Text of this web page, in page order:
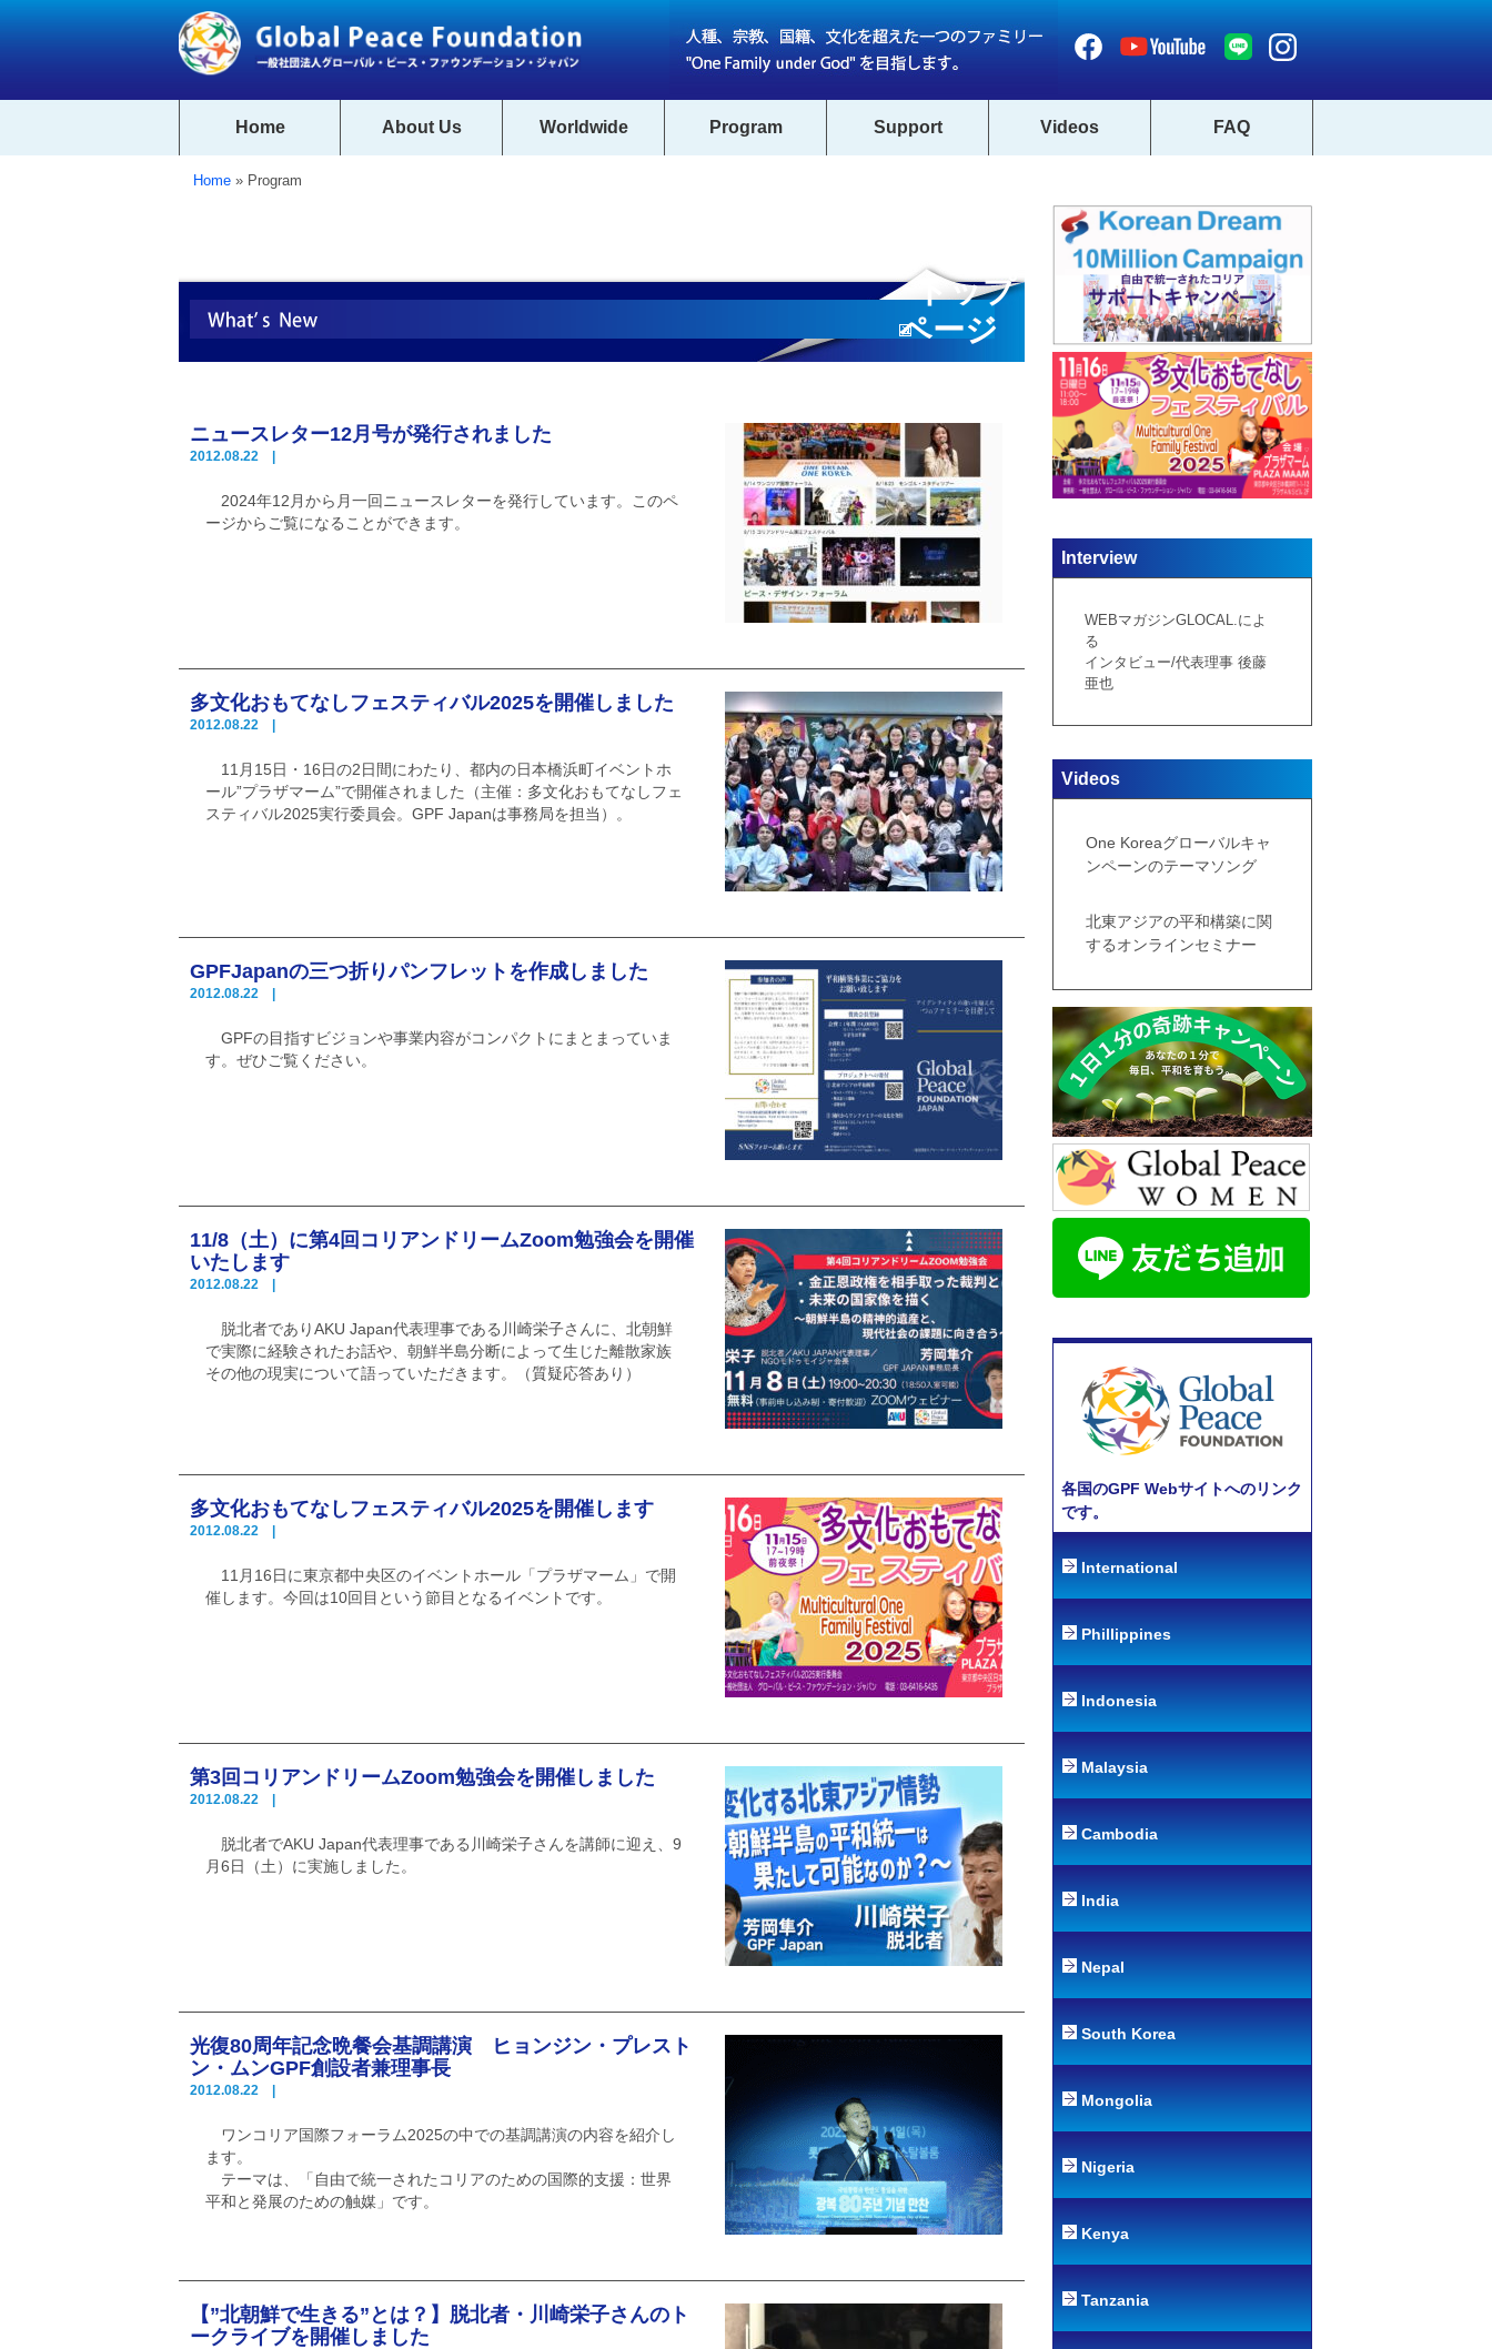
Home About Us Worldwide Program Support Videos FAQ
Home» Program
トップ
ページ
へ
ニュースレター12月号が発行されました
2012.08.22 |
2024年12月から月一回ニュースレターを発行しています。このペ
ージからご覧になることができます。
多文化おもてなしフェスティバル2025を開催しました
2012.08.22 |
11月15日・16日の2日間にわたり、都内の日本橋浜町イベントホ
ール”プラザマーム”で開催されました（主催：多文化おもてなしフェ
スティバル2025実行委員会。GPF Japanは事務局を担当）。
GPFJapanの三つ折りパンフレットを作成しました
2012.08.22 |
GPFの目指すビジョンや事業内容がコンパクトにまとまっていま
す。ぜひご覧ください。
11/8（土）に第4回コリアンドリームZoom勉強会を開催
いたします
2012.08.22 |
脱北者でありAKU Japan代表理事である川崎栄子さんに、北朝鮮
で実際に経験されたお話や、朝鮮半島分断によって生じた離散家族
その他の現実について語っていただきます。（質疑応答あり）
多文化おもてなしフェスティバル2025を開催します
2012.08.22 |
11月16日に東京都中央区のイベントホール「プラザマーム」で開
催します。今回は10回目という節目となるイベントです。
第3回コリアンドリームZoom勉強会を開催しました
2012.08.22 |
脱北者でAKU Japan代表理事である川崎栄子さんを講師に迎え、9
月6日（土）に実施しました。
光復80周年記念晩餐会基調講演 ヒョンジン・プレスト
ン・ムンGPF創設者兼理事長
2012.08.22 |
ワンコリア国際フォーラム2025の中での基調講演の内容を紹介し
ます。
テーマは、「自由で統一されたコリアのための国際的支援：世界
平和と発展のための触媒」です。
【”北朝鮮で生きる”とは？】脱北者・川崎栄子さんのト
ークライブを開催しました
Interview
WEBマガジンGLOCAL.によ
る
インタビュー/代表理事 後藤
亜也
Videos
One Koreaグローバルキャ
ンペーンのテーマソング
北東アジアの平和構築に関
するオンラインセミナー
各国のGPF Webサイトへのリンク
です。
International
Phillippines
Indonesia
Malaysia
Cambodia
India
Nepal
South Korea
Mongolia
Nigeria
Kenya
Tanzania